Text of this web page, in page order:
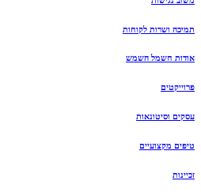
תמיכה ושרות לקוחות
אודות חשמל השמש
פרוייקטים
עסקים וסיטונאות
טיפים מקצועיים
זכיינות